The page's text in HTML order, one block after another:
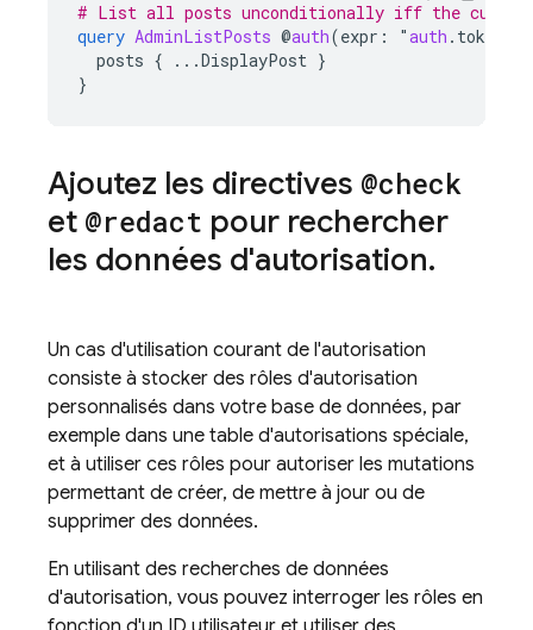
# List all posts unconditionally iff the current
query AdminListPosts @auth(expr : "auth
posts { ...DisplayPost }
}
Ajoutez les directives @check
et @redact pour rechercher
les données d'autorisation.
Un cas d'utilisation courant de l'autorisation
consiste à stocker des rôles d'autorisation
personnalisés dans votre base de données, par
exemple dans une table d'autorisations spéciale,
et à utiliser ces rôles pour autoriser les mutations
permettant de créer, de mettre à jour ou de
supprimer des données.
En utilisant des recherches de données
d'autorisation, vous pouvez interroger les rôles en